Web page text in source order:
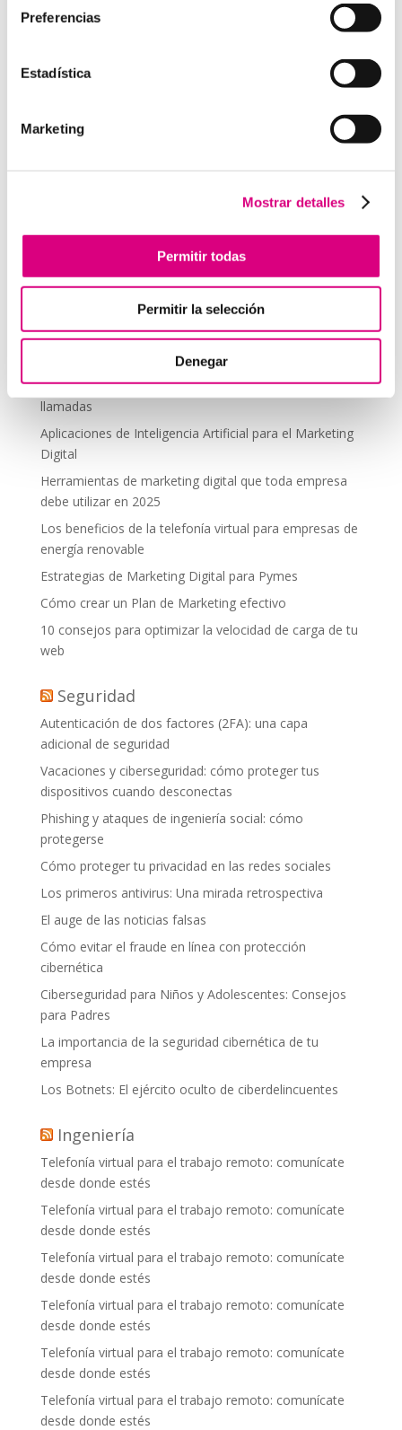
Preferencias
Estadística
Marketing
Mostrar detalles
Permitir todas
Permitir la selección
Denegar
Enviar comentario
comentario.
Telefonía virtual para el trabajo remoto: comunícate
desde donde estés
Tendencias actuales en marketing y publicidad que
debes aplicar en tu plan de marketing
Centralitas virtuales: una solución para la gestión de
llamadas
Aplicaciones de Inteligencia Artificial para el Marketing
Digital
Herramientas de marketing digital que toda empresa
debe utilizar en 2025
Los beneficios de la telefonía virtual para empresas de
energía renovable
Estrategias de Marketing Digital para Pymes
Cómo crear un Plan de Marketing efectivo
10 consejos para optimizar la velocidad de carga de tu
web
Seguridad
Autenticación de dos factores (2FA): una capa
adicional de seguridad
Vacaciones y ciberseguridad: cómo proteger tus
dispositivos cuando desconectas
Phishing y ataques de ingeniería social: cómo
protegerse
Cómo proteger tu privacidad en las redes sociales
Los primeros antivirus: Una mirada retrospectiva
El auge de las noticias falsas
Cómo evitar el fraude en línea con protección
cibernética
Ciberseguridad para Niños y Adolescentes: Consejos
para Padres
La importancia de la seguridad cibernética de tu
empresa
Los Botnets: El ejército oculto de ciberdelincuentes
Ingeniería
Telefonía virtual para el trabajo remoto: comunícate
desde donde estés
Telefonía virtual para el trabajo remoto: comunícate
desde donde estés
Telefonía virtual para el trabajo remoto: comunícate
desde donde estés
Telefonía virtual para el trabajo remoto: comunícate
desde donde estés
Telefonía virtual para el trabajo remoto: comunícate
desde donde estés
Telefonía virtual para el trabajo remoto: comunícate
desde donde estés